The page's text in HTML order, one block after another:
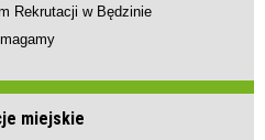
Rekrutacji w Będzinie
miejskie